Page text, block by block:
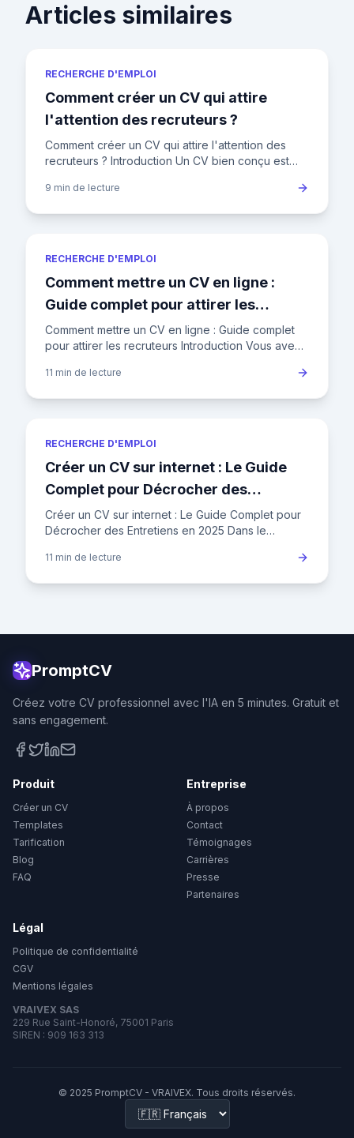
Articles similaires
RECHERCHE D'EMPLOI
Comment créer un CV qui attire
l'attention des recruteurs ?
Comment créer un CV qui attire l'attention des
recruteurs ? Introduction Un CV bien conçu est
Mais avec les r
9 min de lecture
RECHERCHE D'EMPLOI
Comment mettre un CV en ligne :
Guide complet pour attirer les
recruteurs
Comment mettre un CV en ligne : Guide complet
pour attirer les recruteurs Introduction Vous avez
ordinateur ? Pu
11 min de lecture
RECHERCHE D'EMPLOI
Créer un CV sur internet : Le Guide
Complet pour Décrocher des
Entretiens en 2025
Créer un CV sur internet : Le Guide Complet pour
Décrocher des Entretiens en 2025 Dans le
votre CV n'est plus un si
11 min de lecture
PromptCV
Créez votre CV professionnel avec l'IA en 5 minutes. Gratuit et
sans engagement.
Produit
Créer un CV
Templates
Tarification
Blog
FAQ
Entreprise
À propos
Contact
Témoignages
Carrières
Presse
Partenaires
Légal
Politique de confidentialité
CGV
Mentions légales
VRAIVEX SAS
229 Rue Saint-Honoré, 75001 Paris
SIREN : 909 163 313
© 2025 PromptCV - VRAIVEX. Tous droits réservés.